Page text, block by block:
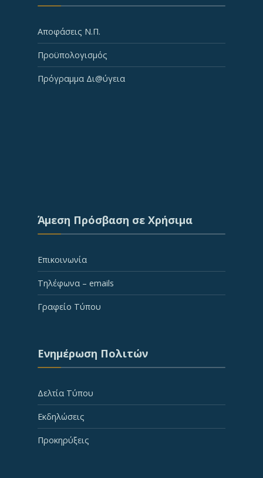
Αποφάσεις Ν.Π.
Προϋπολογισμός
Πρόγραμμα Δι@ύγεια
Άμεση Πρόσβαση σε Χρήσιμα
Επικοινωνία
Τηλέφωνα – emails
Γραφείο Τύπου
Ενημέρωση Πολιτών
Δελτία Τύπου
Εκδηλώσεις
Προκηρύξεις